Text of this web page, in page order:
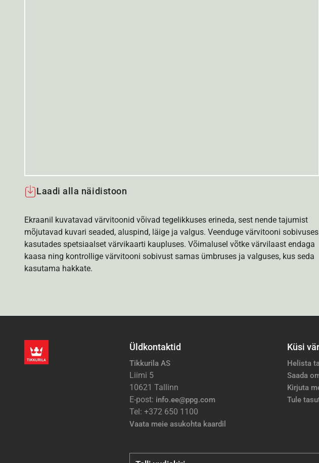
Laadi alla näidistoon
Ekraanil kuvatavad värvitoonid võivad tegelikkuses erineda, sest nende tajumist
mõjutavad kuvari seaded, aluspind, läige ja valgus. Veenduge värvitooni sobivuses
kasutades spetsiaalset värvikaarti kaupluses. Võimalusel võtke värvilaast endaga
kaasa ning kontrollige värvitooni sobivust samas ümbruses ja valguses, kus seda
kasutama hakkate.
Üldkontaktid
Tikkurila AS
Liimi 5
10621 Tallinn
E-post: info.ee@ppg.com
Tel: +372 650 1100
Vaata meie asukohta kaardil
Küsi
Helista
Saada
Kirjuta
Tule